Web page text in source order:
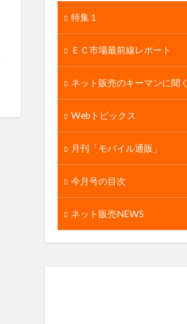
特集１
ＥＣ市場最前線レポート
ネット販売のキーマンに聞く
Webトピックス
月刊「モバイル通販」
今月号の目次
ネット販売NEWS